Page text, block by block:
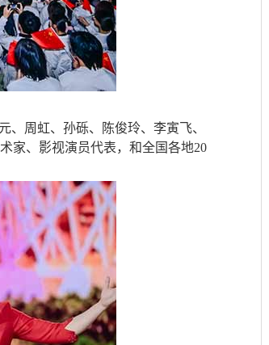
、周虹、孙砾、陈俊玲、李寅飞、
家、影视演员代表，和全国各地20